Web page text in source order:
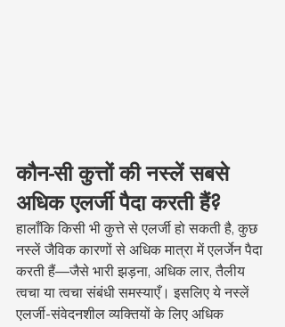
कौन-सी कुत्तों की नस्लें सबसे
अधिक एलर्जी पैदा करती हैं?
हालाँकि किसी भी कुत्ते से एलर्जी हो सकती है, कुछ
नस्लें जैविक कारणों से अधिक मात्रा में एलर्जेन पैदा
करती हैं—जैसे भारी झड़ना, अधिक लार, तैलीय
त्वचा या त्वचा संबंधी समस्याएँ। इसलिए ये नस्लें
एलर्जी-संवेदनशील व्यक्तियों के लिए अधिक